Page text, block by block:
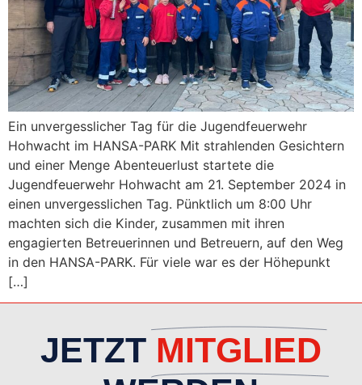
Ein unvergesslicher Tag für die Jugendfeuerwehr
Hohwacht im HANSA-PARK Mit strahlenden Gesichtern
und einer Menge Abenteuerlust startete die
Jugendfeuerwehr Hohwacht am 21. September 2024 in
einen unvergesslichen Tag. Pünktlich um 8:00 Uhr
machten sich die Kinder, zusammen mit ihren
engagierten Betreuerinnen und Betreuern, auf den Weg
in den HANSA-PARK. Für viele war es der Höhepunkt
[…]
JETZT MITGLIED